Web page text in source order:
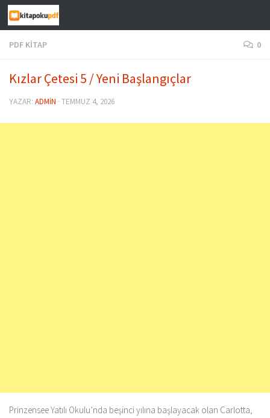
Skip to content
PDF KITAP 0
Kızlar Çetesi 5 / Yeni Başlangıçlar
YAZAR: ADMIN · TEMMUZ 4, 2026
Prinzensee Yatılı Okulu’nda beşinci yılına başlayacak olan Carlotta,